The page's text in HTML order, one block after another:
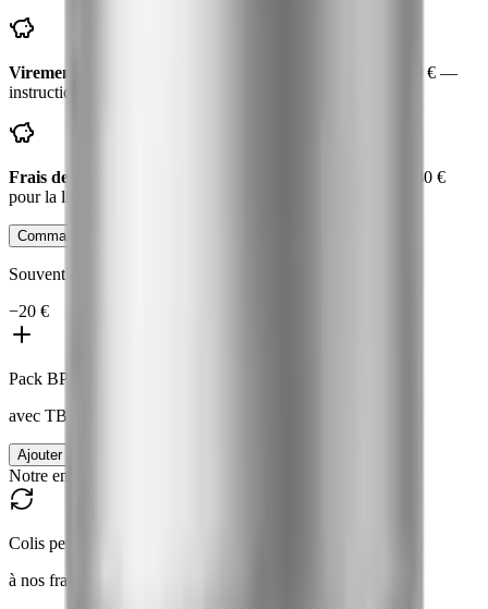
Virement bancaire : − 50 € —
instructions par email, expédition dès réception
Frais de port
30 €
pour la livraison offerte.
Commander pour recherche
Souvent étudiés ensemble
−20 €
Pack BPC + TB
avec TB-500
Ajouter le pack
Notre engagement
Colis perdu = réexpédié
à nos frais, même adresse